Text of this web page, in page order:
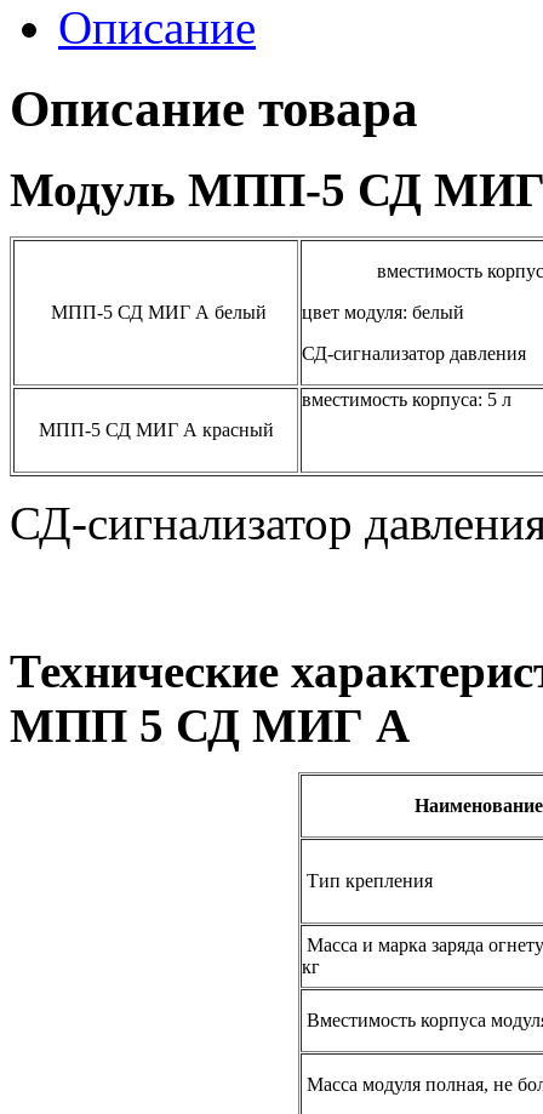
Описание
Описание товара
Модуль МПП-5 СД
МПП-5 СД МИГ А белый
вместимость
цвет модуля: белый
СД-сигнализатор давления
МПП-5 СД МИГ А красный
вместимость корпуса: 5 л
СД-сигнализатор
Технические
МПП 5 СД МИГ А
Тип крепления
Масса и марка заряда
кг
Вместимость корпуса
Масса модуля полная, не